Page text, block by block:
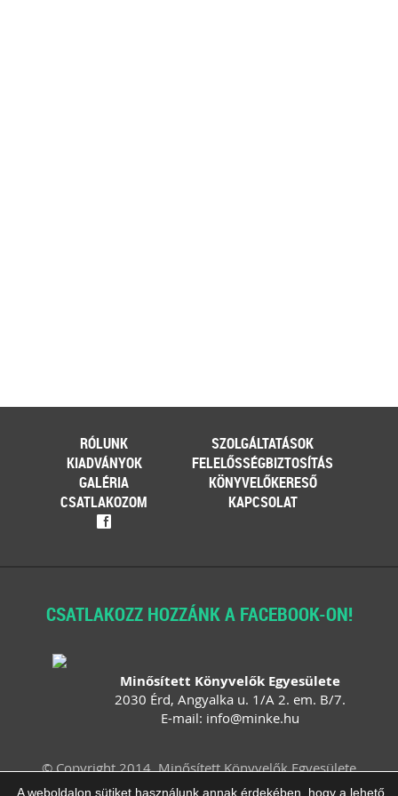
RÓLUNK
SZOLGÁLTATÁSOK
KIADVÁNYOK
FELELŐSSÉGBIZTOSÍTÁS
GALÉRIA
KÖNYVELŐKERESŐ
CSATLAKOZOM
KAPCSOLAT
f
CSATLAKOZZ HOZZÁNK A FACEBOOK-ON!
Minősített Könyvelők Egyesülete
2030 Érd, Angyalka u. 1/A 2. em. B/7.
E-mail: info@minke.hu
© Copyright 2014. Minősített Könyvelők Egyesülete
Felhasználási feltételek
Adatvédelem
A weboldalon sütiket használunk annak érdekében, hogy a lehető